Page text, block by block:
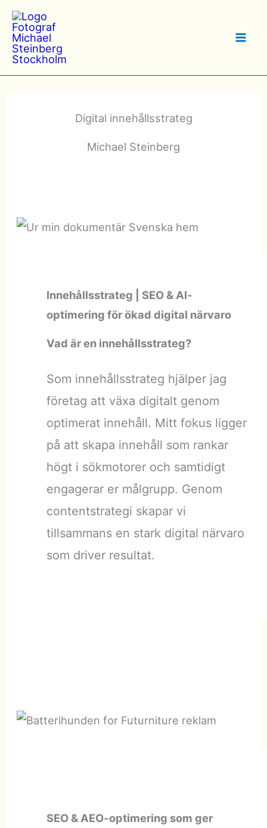
Hoppa
innehåll
Digital innehållsstrateg
Michael Steinberg
Innehållsstrateg | SEO & AI-
optimering för ökad digital närvaro
Vad är en innehållsstrateg?
Som innehållsstrateg hjälper jag
företag att växa digitalt genom
optimerat innehåll. Mitt fokus ligger
på att skapa innehåll som rankar
högt i sökmotorer och samtidigt
engagerar er målgrupp. Genom
contentstrategi skapar vi
tillsammans en stark digital närvaro
som driver resultat.
SEO & AEO-optimering som ger